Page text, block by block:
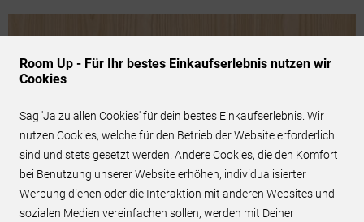
Room Up - Für Ihr bestes Einkaufserlebnis nutzen wir
Cookies
Sag 'Ja zu allen Cookies' für dein bestes Einkaufserlebnis. Wir
nutzen Cookies, welche für den Betrieb der Website erforderlich
sind und stets gesetzt werden. Andere Cookies, die den Komfort
bei Benutzung unserer Website erhöhen, individualisierter
Werbung dienen oder die Interaktion mit anderen Websites und
sozialen Medien vereinfachen sollen, werden mit Deiner